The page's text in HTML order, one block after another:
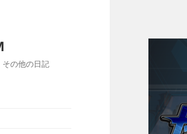
の他の日記